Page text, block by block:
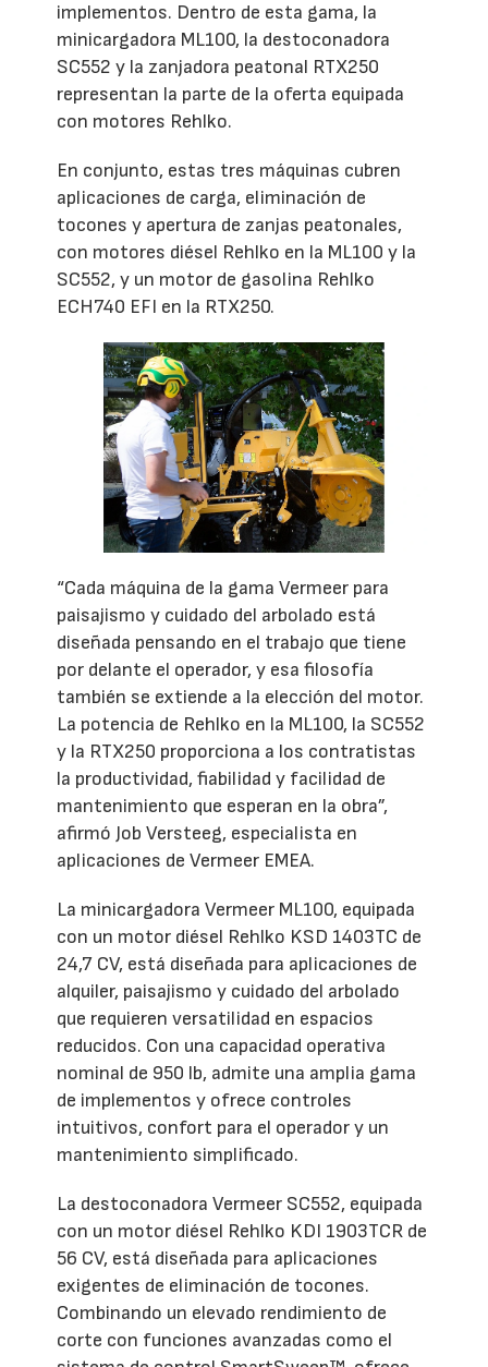
implementos. Dentro de esta gama, la
minicargadora ML100, la destoconadora
SC552 y la zanjadora peatonal RTX250
representan la parte de la oferta equipada
con motores Rehlko.
En conjunto, estas tres máquinas cubren
aplicaciones de carga, eliminación de
tocones y apertura de zanjas peatonales,
con motores diésel Rehlko en la ML100 y la
SC552, y un motor de gasolina Rehlko
ECH740 EFI en la RTX250.
“Cada máquina de la gama Vermeer para
paisajismo y cuidado del arbolado está
diseñada pensando en el trabajo que tiene
por delante el operador, y esa filosofía
también se extiende a la elección del motor.
La potencia de Rehlko en la ML100, la SC552
y la RTX250 proporciona a los contratistas
la productividad, fiabilidad y facilidad de
mantenimiento que esperan en la obra”,
afirmó Job Versteeg, especialista en
aplicaciones de Vermeer EMEA.
La minicargadora Vermeer ML100, equipada
con un motor diésel Rehlko KSD 1403TC de
24,7 CV, está diseñada para aplicaciones de
alquiler, paisajismo y cuidado del arbolado
que requieren versatilidad en espacios
reducidos. Con una capacidad operativa
nominal de 950 lb, admite una amplia gama
de implementos y ofrece controles
intuitivos, confort para el operador y un
mantenimiento simplificado.
La destoconadora Vermeer SC552, equipada
con un motor diésel Rehlko KDI 1903TCR de
56 CV, está diseñada para aplicaciones
exigentes de eliminación de tocones.
Combinando un elevado rendimiento de
corte con funciones avanzadas como el